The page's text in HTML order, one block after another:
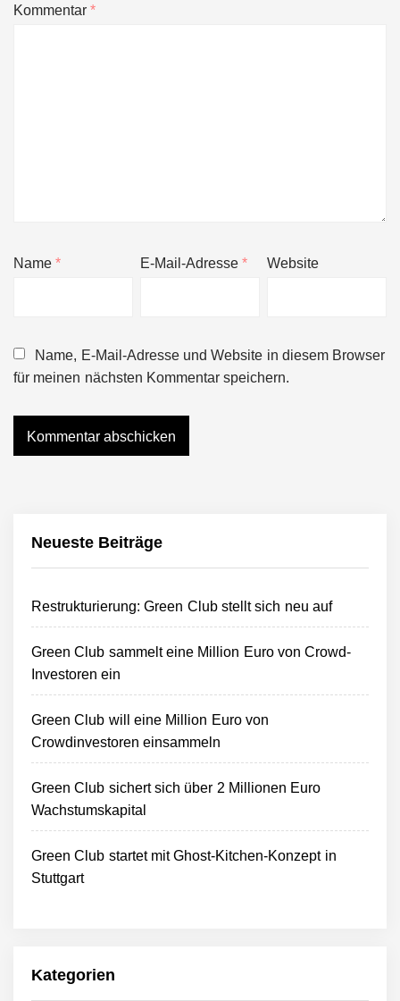
Kommentar*
Name* E-Mail-Adresse* Website
Name, E-Mail-Adresse und Website in diesem Browser
für meinen nächsten Kommentar speichern.
Neueste Beiträge
Restrukturierung: Green Club stellt sich neu auf
Green Club sammelt eine Million Euro von Crowd-
Investoren ein
Green Club will eine Million Euro von
Crowdinvestoren einsammeln
Green Club sichert sich über 2 Millionen Euro
Wachstumskapital
Green Club startet mit Ghost-Kitchen-Konzept in
Stuttgart
Kategorien